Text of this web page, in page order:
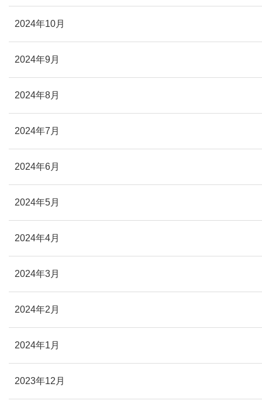
2024年10月
2024年9月
2024年8月
2024年7月
2024年6月
2024年5月
2024年4月
2024年3月
2024年2月
2024年1月
2023年12月